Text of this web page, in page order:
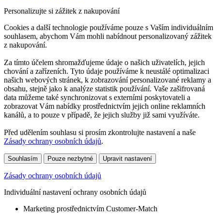
Personalizujte si zážitek z nakupování
Cookies a další technologie používáme pouze s Vaším individuálním
souhlasem, abychom Vám mohli nabídnout personalizovaný zážitek
z nakupování.
Za tímto účelem shromažďujeme údaje o našich uživatelích, jejich
chování a zařízeních. Tyto údaje používáme k neustálé optimalizaci
našich webových stránek, k zobrazování personalizované reklamy a
obsahu, stejně jako k analýze statistik používání. Vaše zašifrovaná
data můžeme také synchronizovat s externími poskytovateli a
zobrazovat Vám nabídky prostřednictvím jejich online reklamních
kanálů, a to pouze v případě, že jejich služby již sami využíváte.
Před udělením souhlasu si prosím zkontrolujte nastavení a naše
Zásady ochrany osobních údajů.
Souhlasím Pouze nezbytné Upravit nastavení
Zásady ochrany osobních údajů
Individuální nastavení ochrany osobních údajů
Marketing prostřednictvím Customer-Match